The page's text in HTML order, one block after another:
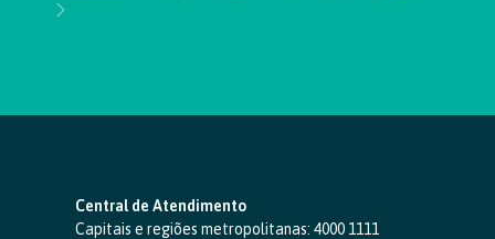
Central de Atendimento
Capitais e regiões metropolitanas: 4000 1111